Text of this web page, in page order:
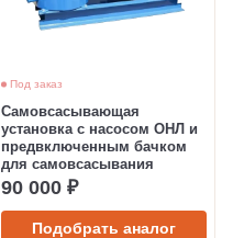
Под заказ
Самовсасывающая
установка с насосом ОНЛ и
предвключенным бачком
для самовсасывания
90 000 ₽
Подобрать аналог